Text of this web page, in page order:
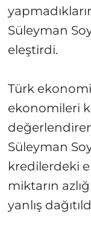
Süleyman
eleştirdi.
Türk
ekonomileri
Süleyman
kredilerdeki
miktarın
yanlış